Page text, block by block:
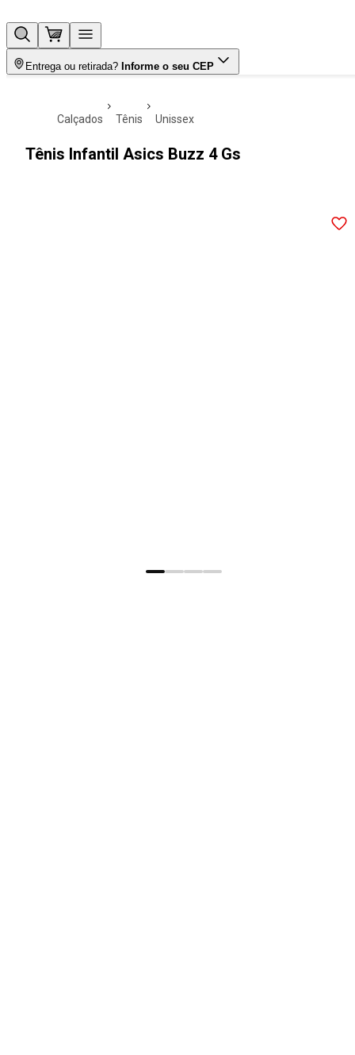
Entrega ou retirada? Informe o seu CEP
calçados tênis unissex
Tênis Infantil Asics Buzz 4 Gs